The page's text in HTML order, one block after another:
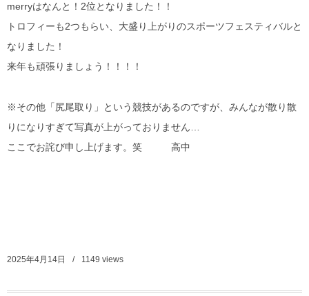
merryはなんと！2位となりました！！
トロフィーも2つもらい、大盛り上がりのスポーツフェスティバルと
なりました！
来年も頑張りましょう！！！！
※その他「尻尾取り」という競技があるのですが、みんなが散り散
りになりすぎて写真が上がっておりません…
ここでお詫び申し上げます。笑 高中
2025年4月14日 1149 views